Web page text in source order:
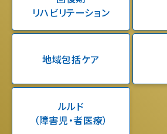
リハビリテーション
地域包括ケア
ルルド
（障害児・者医療）